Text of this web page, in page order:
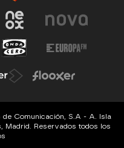
Comunicación, S.A - A. Isla
Madrid. Reservados todos los